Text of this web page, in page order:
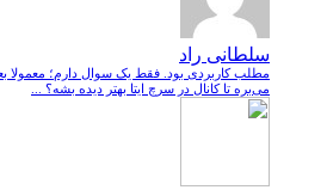
سلطانی راد
مطلب کاربردی بود. فقط یک سوال دارم؛ معمولا
می‌بره تا کانال در سرچ ایتا بهتر دیده بشه؟ ...